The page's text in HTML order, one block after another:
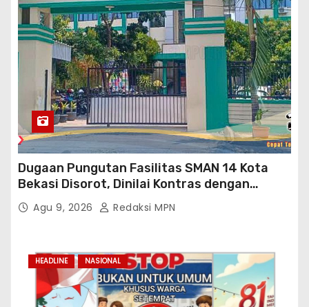
Dugaan Pungutan Fasilitas SMAN 14 Kota
Bekasi Disorot, Dinilai Kontras dengan
Prioritas Pendidikan Jabar
Agu 9, 2026 Redaksi MPN
HEADLINE NASIONAL